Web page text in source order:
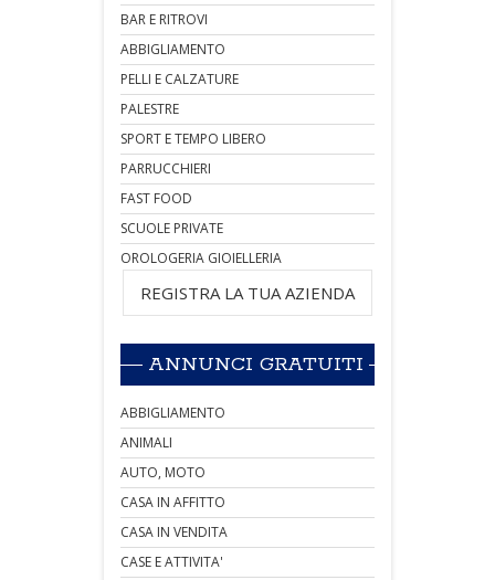
BAR E RITROVI
ABBIGLIAMENTO
PELLI E CALZATURE
PALESTRE
SPORT E TEMPO LIBERO
PARRUCCHIERI
FAST FOOD
SCUOLE PRIVATE
OROLOGERIA GIOIELLERIA
REGISTRA LA TUA AZIENDA
ANNUNCI GRATUITI
ABBIGLIAMENTO
ANIMALI
AUTO, MOTO
CASA IN AFFITTO
CASA IN VENDITA
CASE E ATTIVITA'